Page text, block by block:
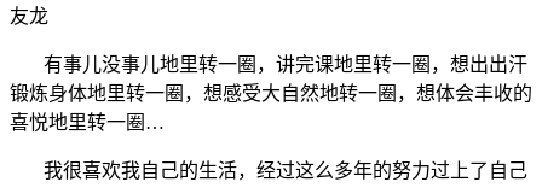
友龙
有事儿没事儿地里转一圈，讲完课地里转一圈，想出出汗
锻炼身体地里转一圈，想感受大自然地转一圈，想体会丰收的
喜悦地里转一圈…
我很喜欢我自己的生活，经过这么多年的努力过上了自己